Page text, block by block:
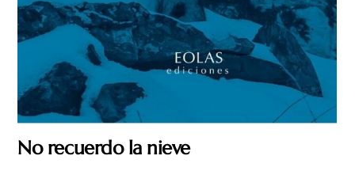
No recuerdo la nieve